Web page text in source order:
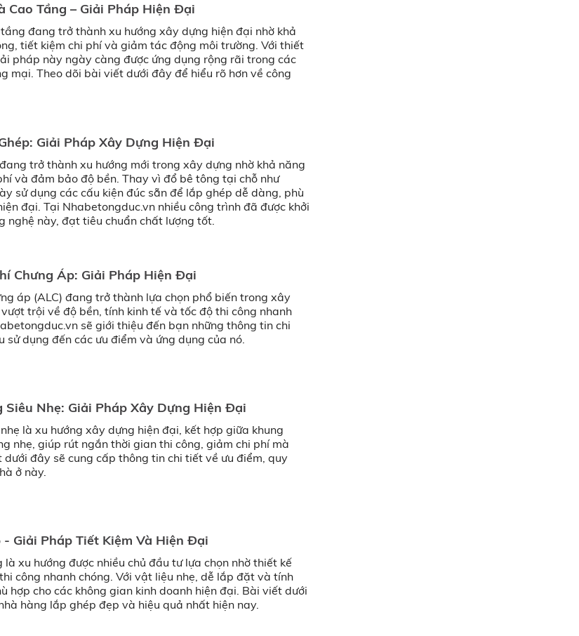
Cao Tầng – Giải Pháp Hiện Đại
đang trở thành xu hướng xây dựng hiện đại nhờ khả
tiết kiệm chi phí và giảm tác động môi trường. Với thiết
pháp này ngày càng được ứng dụng rộng rãi trong các
mại. Theo dõi bài viết dưới đây để hiểu rõ hơn về công
Giải Pháp Xây Dựng Hiện Đại
trở thành xu hướng mới trong xây dựng nhờ khả năng
và đảm bảo độ bền. Thay vì đổ bê tông tại chỗ như
sử dụng các cấu kiện đúc sẵn để lắp ghép dễ dàng, phù
đại. Tại Nhabetongduc.vn nhiều công trình đã được khởi
nghệ này, đạt tiêu chuẩn chất lượng tốt.
Chưng Áp: Giải Pháp Hiện Đại
áp (ALC) đang trở thành lựa chọn phổ biến trong xây
trội về độ bền, tính kinh tế và tốc độ thi công nhanh
sẽ giới thiệu đến bạn những thông tin chi
dụng đến các ưu điểm và ứng dụng của nó.
Siêu Nhẹ: Giải Pháp Xây Dựng Hiện Đại
là xu hướng xây dựng hiện đại, kết hợp giữa khung
nhẹ, giúp rút ngắn thời gian thi công, giảm chi phí mà
đây sẽ cung cấp thông tin chi tiết về ưu điểm, quy
ở này.
Giải Pháp Tiết Kiệm Và Hiện Đại
xu hướng được nhiều chủ đầu tư lựa chọn nhờ thiết kế
công nhanh chóng. Với vật liệu nhẹ, dễ lắp đặt và tính
hợp cho các không gian kinh doanh hiện đại. Bài viết dưới
hàng lắp ghép đẹp và hiệu quả nhất hiện nay.